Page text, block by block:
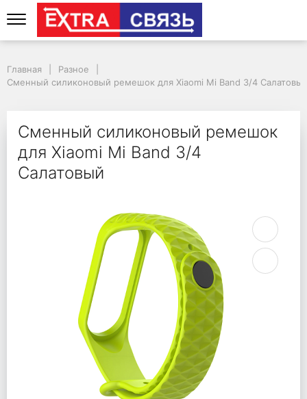
Сменный
Главная
Разное
Сменный силиконовый ремешок для Xiaomi Mi Band 3/4
Сменный силиконовый ремешок
для Xiaomi Mi Band 3/4
Салатовый